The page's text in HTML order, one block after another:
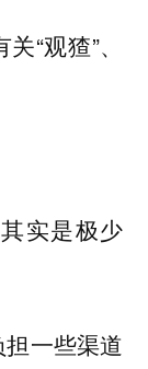
“观猹”、
实是极少
一些渠道